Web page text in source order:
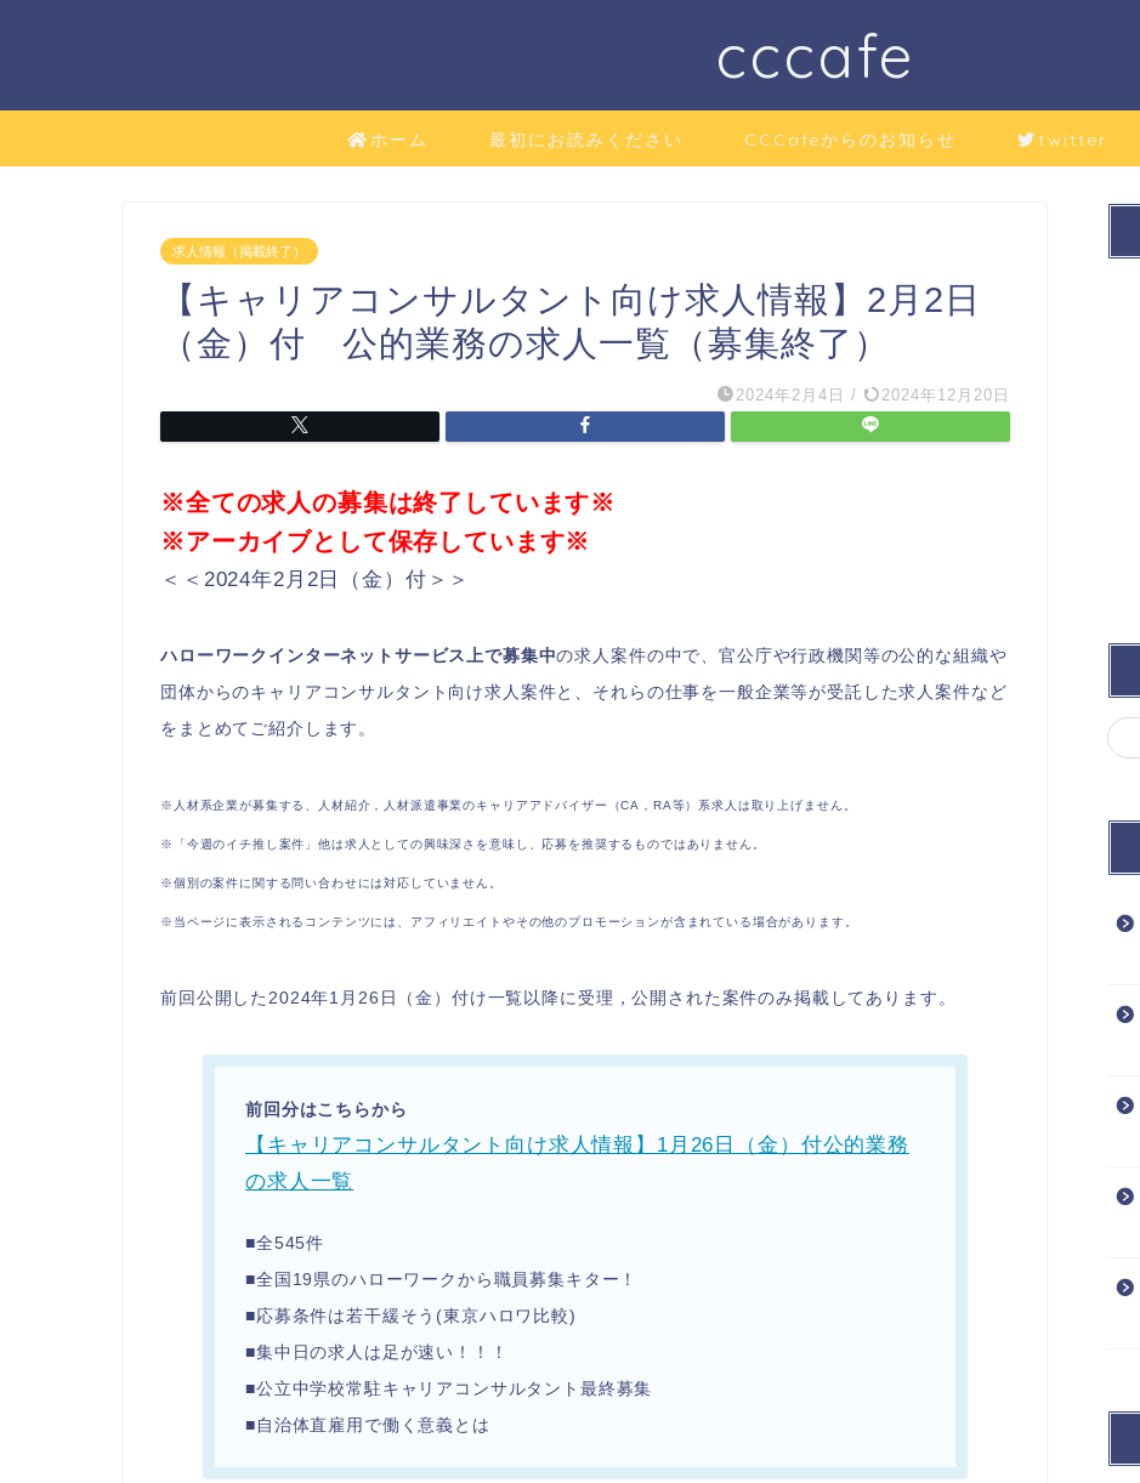
cccafe
ホーム 最初にお読みください CCCafeからのお知らせ twitter
求人情報（掲載終了）
【キャリアコンサルタント向け求人情報】2月2日
（金）付 公的業務の求人一覧（募集終了）
2024年2月4日 / 2024年12月20日
※全ての求人の募集は終了しています※
※アーカイブとして保存しています※
＜＜2024年2月2日（金）付＞＞
ハローワークインターネットサービス上で募集中の求人案件の中で、官公庁や行政機関等の公的な組織や
団体からのキャリアコンサルタント向け求人案件と、それらの仕事を一般企業等が受託した求人案件など
をまとめてご紹介します。
※人材系企業が募集する、人材紹介，人材派遣事業のキャリアアドバイザー（CA，RA等）系求人は取り上げません。
※「今週のイチ推し案件」他は求人としての興味深さを意味し、応募を推奨するものではありません。
※個別の案件に関する問い合わせには対応していません。
※当ページに表示されるコンテンツには、アフィリエイトやその他のプロモーションが含まれている場合があります。
前回公開した2024年1月26日（金）付け一覧以降に受理，公開された案件のみ掲載してあります。
前回分はこちらから
【キャリアコンサルタント向け求人情報】1月26日（金）付公的業務
の求人一覧
■全545件
■全国19県のハローワークから職員募集キター！
■応募条件は若干緩そう(東京ハロワ比較)
■集中日の求人は足が速い！！！
■公立中学校常駐キャリアコンサルタント最終募集
■自治体直雇用で働く意義とは